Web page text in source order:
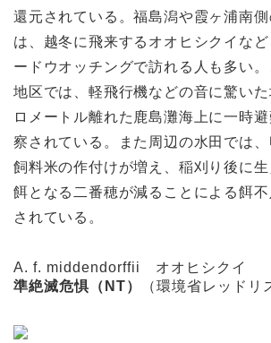
還元されている。福島潟や霞ヶ浦南
は、越冬に飛来するオオヒシクイな
ードウオッチングで訪れる人も多い
地区では、軽飛行機などの音に驚い
ロメートル離れた鹿島灘海上に一時
察されている。また周辺の水田では
飼料米の作付けが増え、稲刈り後に
餌となる二番穂が減ることによる餌
されている。
A. f. middendorffii
オオヒシクイ
準絶滅危惧（NT）
（環境省レッドリ